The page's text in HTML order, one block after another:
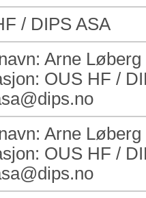
/ DIPS ASA
Arne
OUS HF /
Arne
OUS HF /